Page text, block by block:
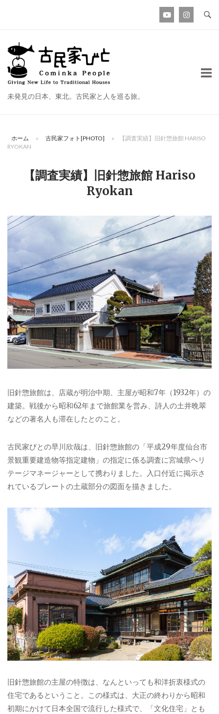
ホ
ー
ム
未発見の日本、東北。古民家と人を巡る旅。
ホーム » 古民家フォト[PHOTO] »
【調査実績】旧針惣旅館 HARISO
RYOKAN
【調査実績】旧針惣旅館 Hariso
Ryokan
旧針惣旅館は、店蔵が明治中期、主屋が昭和7年（1932年）の
建築。戦後から昭和62年まで旅館業を営み、詩人の土井晩翠
などの著名人も滞在したとのこと。
古民家びとの早川欣哉は、旧針惣旅館の「平成29年度仙台市
景観重要建造物等指定建物」の指定に係る調査に宮城県ヘリ
テージマネージャーとして携わりました。入口付近に掲示さ
れているプレートの土蔵部分の図面を描きました。
旧針惣旅館の主屋の特徴は、なんといっても和洋折衷様式の
住宅であるということ。この様式は、大正の終わりから昭和
初期にかけて日本全国で流行した様式で、「文化住宅」とも